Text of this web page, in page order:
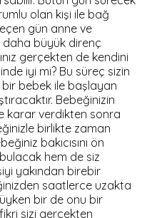
olan kişi ile bağ
gün anne ve
daha büyük direnç
gerçekten de kendini
iyi mi? Bu süreç sizin
bebek ile başlayan
Bebeğinizin
karar verdikten sonra
birlikte zaman
bakıcısını ön
bulacak hem de siz
yakından birebir
saatlerce uzakta
bir de onu bir
sizi gerçekten